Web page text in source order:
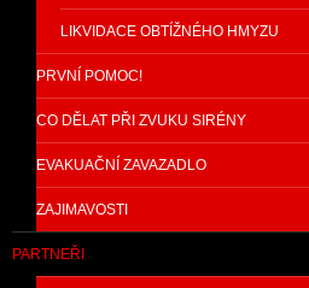
LIKVIDACE OBTÍŽNÉHO HMYZU
PRVNÍ POMOC!
CO DĚLAT PŘI ZVUKU SIRÉNY
EVAKUAČNÍ ZAVAZADLO
ZAJIMAVOSTI
PARTNEŘI